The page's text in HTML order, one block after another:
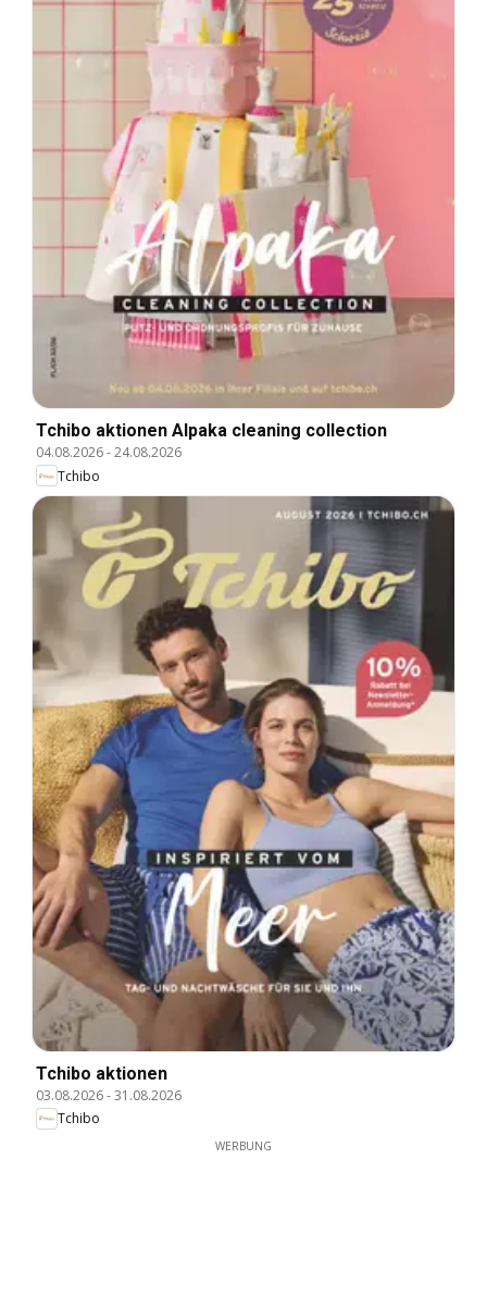
Tchibo aktionen Alpaka cleaning collection
04.08.2026-24.08.2026
Tchibo
Tchibo aktionen
03.08.2026-31.08.2026
Tchibo
WERBUNG